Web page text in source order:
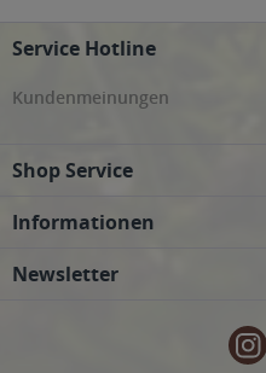
82205 Gilching, 82234 Weßling,
82377 Penzberg, 82515
Münsing, 82544 Egling, 82547
Tuntenhausen, 83109
Vogtareuth, 83607 Holzkirchen,
Dietramszell, 83624 Otterfing, 83626
am Tegernsee, 83714 Miesbach,
Erding, 85445 Oberding, 85452
85467 Neuching, 85521 Ottobrunn,
Service Hotline
Kundenmeinungen
Shop Service
Informationen
Newsletter